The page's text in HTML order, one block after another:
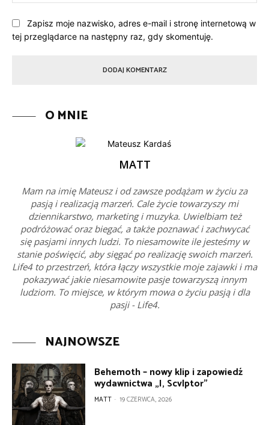
Zapisz moje nazwisko, adres e-mail i stronę internetową w
tej przeglądarce na następny raz, gdy skomentuję.
O MNIE
MATT
Mam na imię Mateusz i od zawsze podążam w życiu za
pasją i realizacją marzeń. Cale życie towarzyszy mi
dziennikarstwo, marketing i muzyka. Uwielbiam też
podróżować oraz biegać, a także poznawać i zachwycać
się pasjami innych ludzi. To niesamowite ile jesteśmy w
stanie poświęcić, aby sięgać po realizację swoich marzeń.
Life4 to przestrzeń, która łączy wszystkie moje zajawki i ma
pokazywać jakie niesamowite pasje towarzyszą innym
ludziom. To miejsce, w którym mowa o życiu pasją i dla
pasji - Life4.
NAJNOWSZE
Behemoth – nowy klip i zapowiedź
wydawnictwa „I, Scvlptor”
MATT - 19 CZERWCA, 2026